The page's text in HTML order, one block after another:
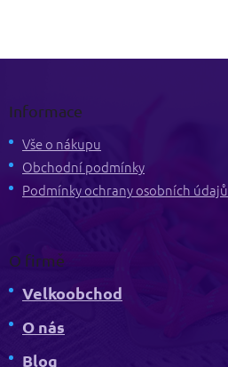
Informace
Vše o nákupu
Obchodní podmínky
Podmínky ochrany osobních údajů
O firmě
Velkoobchod
O nás
Blog